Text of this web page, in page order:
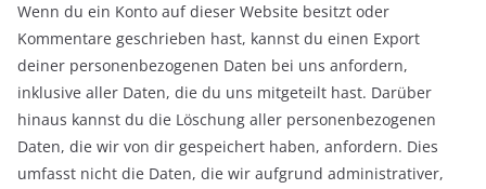
Wenn du ein Konto auf dieser Website besitzt oder
Kommentare geschrieben hast, kannst du einen Export
deiner personenbezogenen Daten bei uns anfordern,
inklusive aller Daten, die du uns mitgeteilt hast. Darüber
hinaus kannst du die Löschung aller personenbezogenen
Daten, die wir von dir gespeichert haben, anfordern. Dies
umfasst nicht die Daten, die wir aufgrund administrativer,